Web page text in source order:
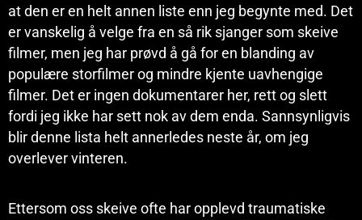
at den er en helt annen liste enn jeg begynte med. Det
er vanskelig å velge fra en så rik sjanger som skeive
filmer, men jeg har prøvd å gå for en blanding av
populære storfilmer og mindre kjente uavhengige
filmer. Det er ingen dokumentarer her, rett og slett
fordi jeg ikke har sett nok av dem enda. Sannsynligvis
blir denne lista helt annerledes neste år, om jeg
overlever vinteren.
Ettersom oss skeive ofte har opplevd traumatiske